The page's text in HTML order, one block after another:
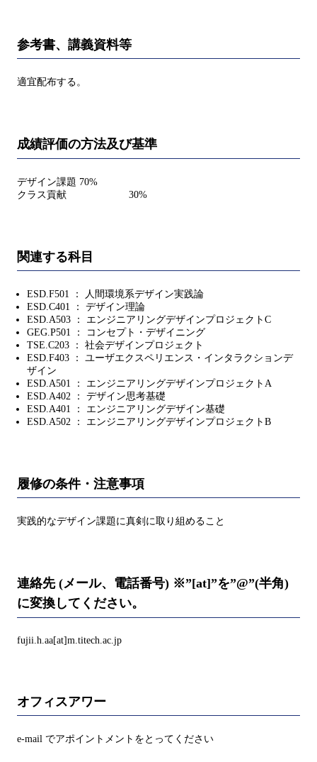
参考書、講義資料等
適宜配布する。
成績評価の方法及び基準
デザイン課題 70%
クラス貢献 30%
関連する科目
ESD.F501 ： 人間環境系デザイン実践論
ESD.C401 ： デザイン理論
ESD.A503 ： エンジニアリングデザインプロジェクトC
GEG.P501 ： コンセプト・デザイニング
TSE.C203 ： 社会デザインプロジェクト
ESD.F403 ： ユーザエクスペリエンス・インタラクションデ
ザイン
ESD.A501 ： エンジニアリングデザインプロジェクトA
ESD.A402 ： デザイン思考基礎
ESD.A401 ： エンジニアリングデザイン基礎
ESD.A502 ： エンジニアリングデザインプロジェクトB
履修の条件・注意事項
実践的なデザイン課題に真剣に取り組めること
連絡先 (メール、電話番号) ※”[at]”を”@”(半角)
に変換してください。
fujii.h.aa[at]m.titech.ac.jp
オフィスアワー
e-mail でアポイントメントをとってください